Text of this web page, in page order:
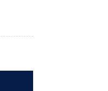
moyen, style